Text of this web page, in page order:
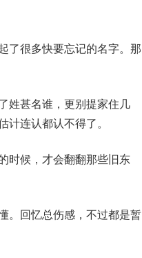
很多快要忘记的名字。那
甚名谁，更别提家住几
计连认都认不得了。
候，才会翻翻那些旧东
回忆总伤感，不过都是暂